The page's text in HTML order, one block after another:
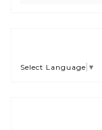
Select Language ▼